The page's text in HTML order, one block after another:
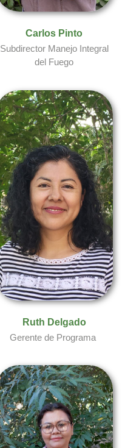
Carlos Pinto
Subdirector Manejo Integral
del Fuego
Ruth Delgado​
Gerente de Programa